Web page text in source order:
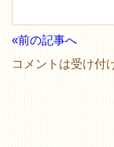
«前の記事へ
コメントは受け付